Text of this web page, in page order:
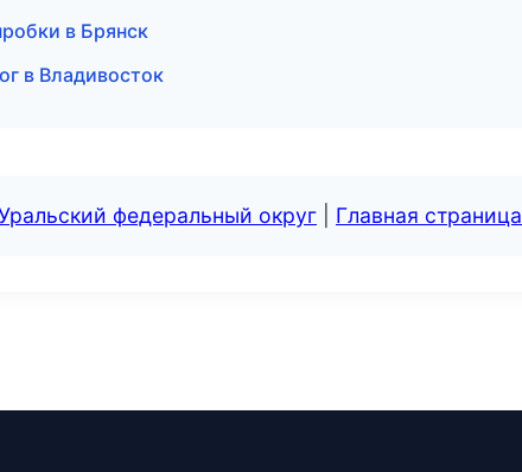
в Брянск
в Владивосток
федеральный округ Главная страница